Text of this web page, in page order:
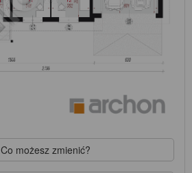
Co możesz zmienić?